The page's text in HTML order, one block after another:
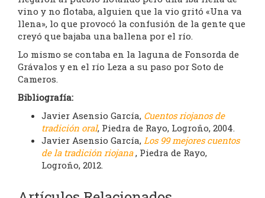
vino y no flotaba, alguien que la vio gritó «Una va
llena», lo que provocó la confusión de la gente que
creyó que bajaba una ballena por el río.
Lo mismo se contaba en la laguna de Fonsorda de
Grávalos y en el río Leza a su paso por Soto de
Cameros.
Bibliografía:
Javier Asensio García, Cuentos riojanos de
tradición oral, Piedra de Rayo, Logroño, 2004.
Javier Asensio García, Los 99 mejores cuentos
de la tradición riojana, Piedra de Rayo,
Logroño, 2012.